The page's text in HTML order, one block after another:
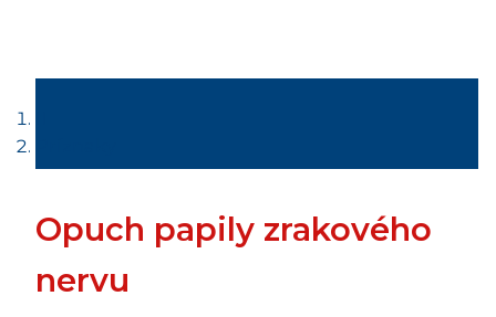
Opuch papily zrakového
nervu